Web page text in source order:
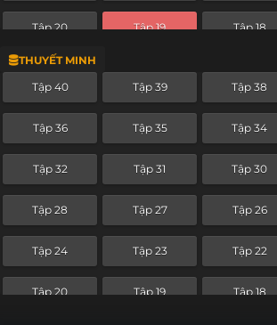
Tập 20 Tập 19 Tập 18
Tập 16
THUYẾT MINH
Tập 40 Tập 39 Tập 38
Tập 36 Tập 35 Tập 34
Tập 32 Tập 31 Tập 30
Tập 28 Tập 27 Tập 26
Tập 24 Tập 23 Tập 22
Tập 20 Tập 19 Tập 18